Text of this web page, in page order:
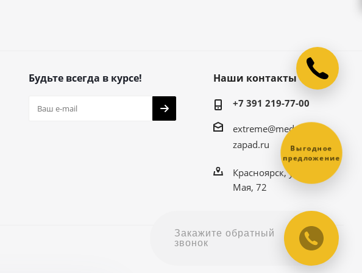
Будьте всегда в курсе! Наши контакты
+7 391 219-77-00
extreme@medved-
zapad.ru
Красноярск, ул. 9
Мая, 72
Выгодное
предложение
Закажите обратный
звонок